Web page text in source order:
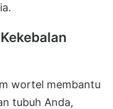
wortel membantu
tubuh Anda,